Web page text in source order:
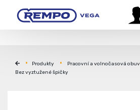
Produkty Pracovní a volnočasová obuv
Bez vyztužené špičky